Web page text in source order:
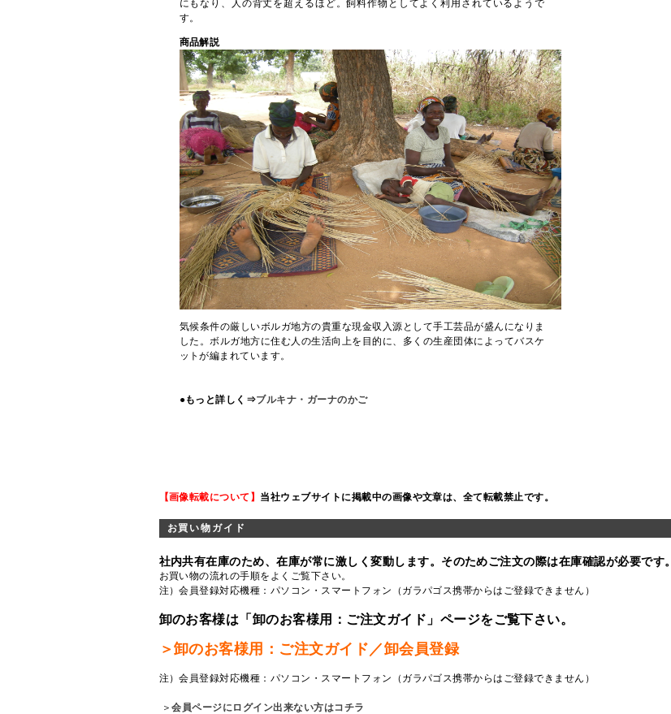
にもなり、人の背丈を超えるほど。飼料作物としてよく利用されているようで
す。
商品解説
気候条件の厳しいボルガ地方の貴重な現金収入源として手工芸品が盛んになりま
した。ボルガ地方に住む人の生活向上を目的に、多くの生産団体によってバスケ
ットが編まれています。
●もっと詳しく⇒ブルキナ・ガーナのかご
【画像転載について】 当社ウェブサイトに掲載中の画像や文章は、全て転載禁止です。
お買い物ガイド
社内共有在庫のため、在庫が常に激しく変動します。そのためご注文の際は在庫確認が必要です。
お買い物の流れの手順をよくご覧下さい。
注）会員登録対応機種：パソコン・スマートフォン（ガラパゴス携帯からはご登録できません）
卸のお客様は「卸のお客様用：ご注文ガイド」ページをご覧下さい。
＞卸のお客様用：ご注文ガイド／卸会員登録
注）会員登録対応機種：パソコン・スマートフォン（ガラパゴス携帯からはご登録できません）
＞会員ページにログイン出来ない方はコチラ